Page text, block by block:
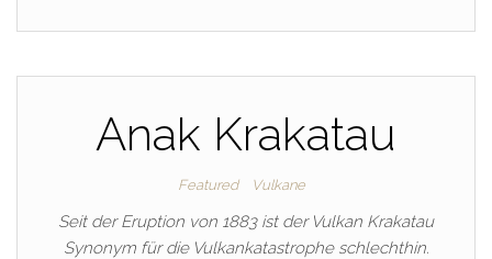
Anak Krakatau
Featured Vulkane
Seit der Eruption von 1883 ist der Vulkan Krakatau
Synonym für die Vulkankatastrophe schlechthin.